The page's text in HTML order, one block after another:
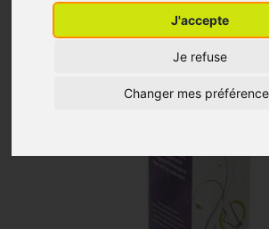
J'accepte
Je refuse
Changer mes